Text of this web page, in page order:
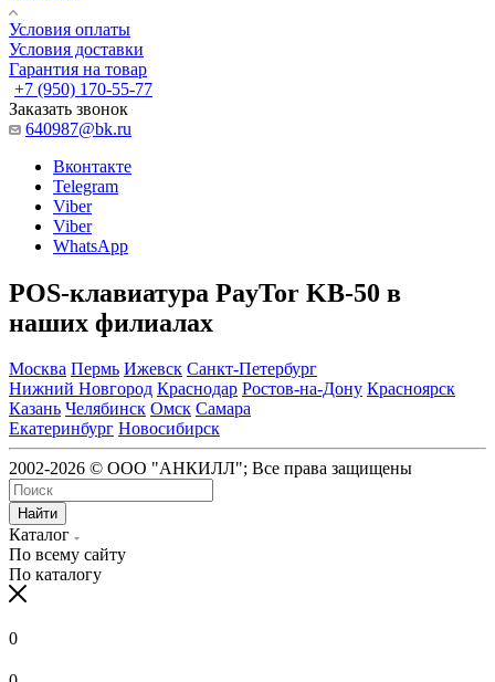
Условия оплаты
Условия доставки
Гарантия на товар
+7 (950) 170-55-77
Заказать звонок
640987@bk.ru
Вконтакте
Telegram
Viber
Viber
WhatsApp
POS-клавиатура PayTor KB-50 в
наших филиалах
Москва Пермь Ижевск Санкт-Петербург
Нижний Новгород Краснодар Ростов-на-Дону Красноярск
Казань Челябинск Омск Самара
Екатеринбург Новосибирск
2002-2026 © ООО "АНКИЛЛ"; Все права защищены
Найти
Каталог
По всему сайту
По каталогу
0